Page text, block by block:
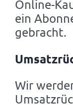
Online-
ein
gebracht.
Wir